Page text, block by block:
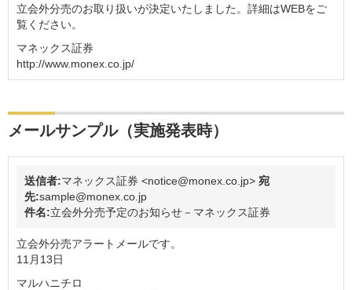
立会外分売のお取り扱いが決定いたしました。詳細はWEBをご
覧ください。
マネックス証券
http://www.monex.co.jp/
メールサンプル（実施発表時）
送信者:マネックス証券 <notice@monex.co.jp> 宛
先:sample@monex.co.jp
件名:立会外分売予定のお知らせ－マネックス証券
立会外分売アラートメールです。
11月13日
マルハニチロ